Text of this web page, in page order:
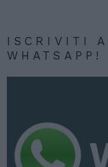
ISCRIVITI
WHATSAPP!